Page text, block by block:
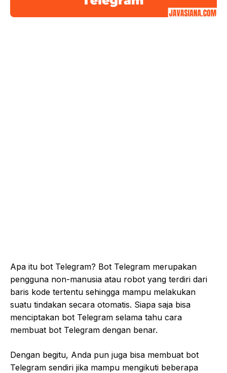
Apa itu bot Telegram? Bot Telegram merupakan
pengguna non-manusia atau robot yang terdiri dari
baris kode tertentu sehingga mampu melakukan
suatu tindakan secara otomatis. Siapa saja bisa
menciptakan bot Telegram selama tahu cara
membuat bot Telegram dengan benar.
Dengan begitu, Anda pun juga bisa membuat bot
Telegram sendiri jika mampu mengikuti beberapa